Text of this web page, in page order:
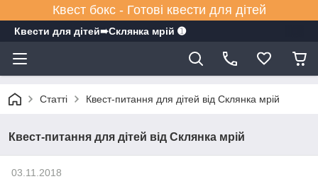
Квест бокс - Готові квести для дітей
Квести для дітей➠Склянка мрiй ➊
Статті Квест-питання для дітей від Склянка мрій
Квест-питання для дітей від Склянка мрій
03.11.2018